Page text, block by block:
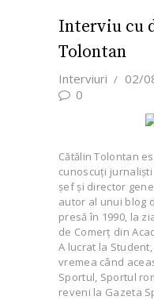
Interviu cu
Tolontan
Interviuri 02/
0
Cătălin Tolontan
cunoscuţi
şef şi director
autor al unui blog
presă în 1990, la
de Comerţ din
A lucrat la
vremea când
Sportul, Sportul
reveni la Gazeta